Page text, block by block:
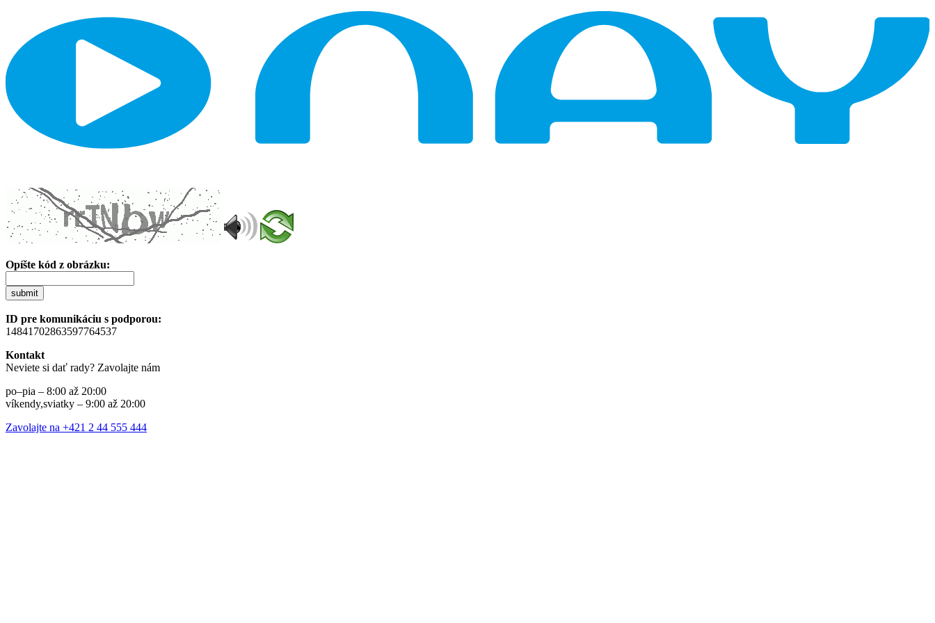
Opíšte kód z obrázku:
submit
ID pre komunikáciu s podporou:
14841702863597764537
Kontakt
Neviete si dať rady? Zavolajte nám
po–pia – 8:00 až 20:00
víkendy,sviatky – 9:00 až 20:00
Zavolajte na +421 2 44 555 444